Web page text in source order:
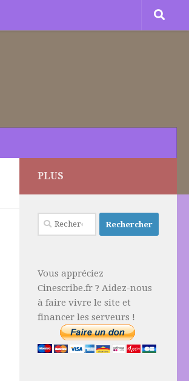
PLUS
Rechercher :
Vous appréciez
Cinescribe.fr ? Aidez-nous
à faire vivre le site et
financer les serveurs !